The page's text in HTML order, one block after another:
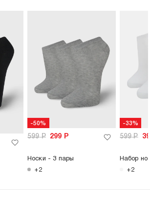
-50%
599Р 299 Р
Носки - 3 пары
+2
-33%
599Р
Набор
+2